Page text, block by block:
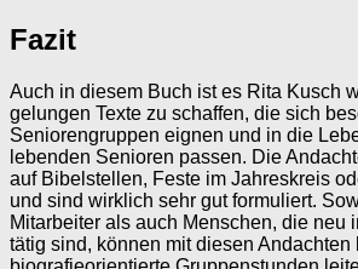
Fazit
Auch in diesem Buch ist es Rita Kusch
gelungen Texte zu schaffen, die sich
Seniorengruppen eignen und in die
lebenden Senioren passen. Die
auf Bibelstellen, Feste im Jahreskreis
und sind wirklich sehr gut formuliert.
Mitarbeiter als auch Menschen, die neu
tätig sind, können mit diesen Andachten